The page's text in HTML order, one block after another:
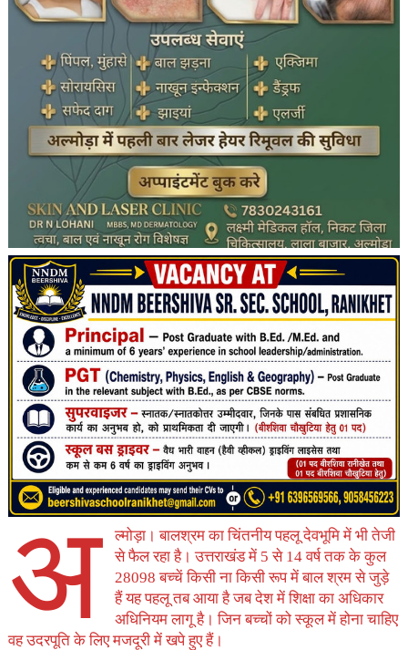
अ
ल्मोड़ा। बालश्रम का चिंतनीय पहलू देवभूमि में भी तेजी
से फैल रहा है। उत्तराखंड में 5 से 14 वर्ष तक के कुल
28098 बच्चें किसी ना किसी रूप में बाल श्रम से जुड़े
हैं यह पहलू तब आया है जब देश में शिक्षा का अधिकार
अधिनियम लागू है। जिन बच्चों को स्कूल में होना चाहिए
वह उदरपूति के लिए मजदूरी में खपे हुए हैं।